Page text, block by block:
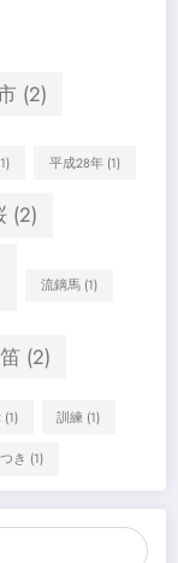
(2)
平成28年(1)
(2)
流鏑馬(1)
笛 (2)
(1) 訓練 (1)
き (1)